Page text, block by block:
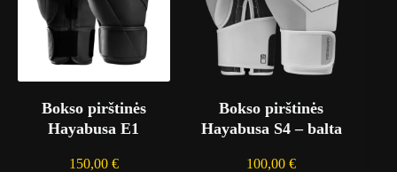
Bokso pirštinės
Hayabusa E1
150,00 €
Bokso pirštinės
Hayabusa S4 – balta
100,00€